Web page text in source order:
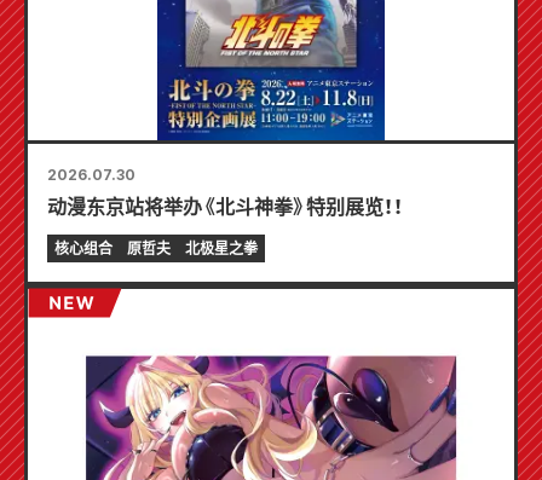
2026.07.30
动漫东京站将举办《北斗神拳》特别展览！！
核心组合 原哲夫 北极星之拳